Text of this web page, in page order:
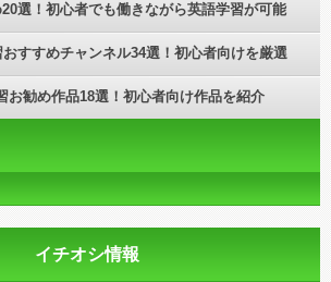
選！初心者でも働きながら英語学習が可能
すすめチャンネル34選！初心者向けを厳選
お勧め作品18選！初心者向け作品を紹介
イチオシ情報